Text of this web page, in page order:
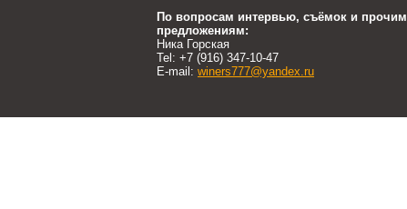
По вопросам интервью, съёмок и прочим
предложениям:
Ника Горская
Tel: +7 (916) 347-10-47
E-mail: winers777@yandex.ru